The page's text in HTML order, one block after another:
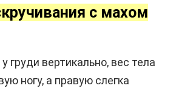
с махом
груди вертикально, вес тела
ногу, а правую слегка